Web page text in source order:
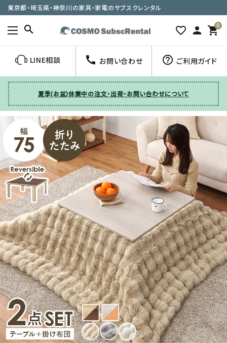
東京都・埼玉県・神奈川の家具・家電のサブスクレンタル
search favorite_border person 0
shopping_cart
LINE相談 call お問い合わせ help_outline ご利用ガイド
夏季(お盆)休業中の注文・出荷・お問い合わせについて